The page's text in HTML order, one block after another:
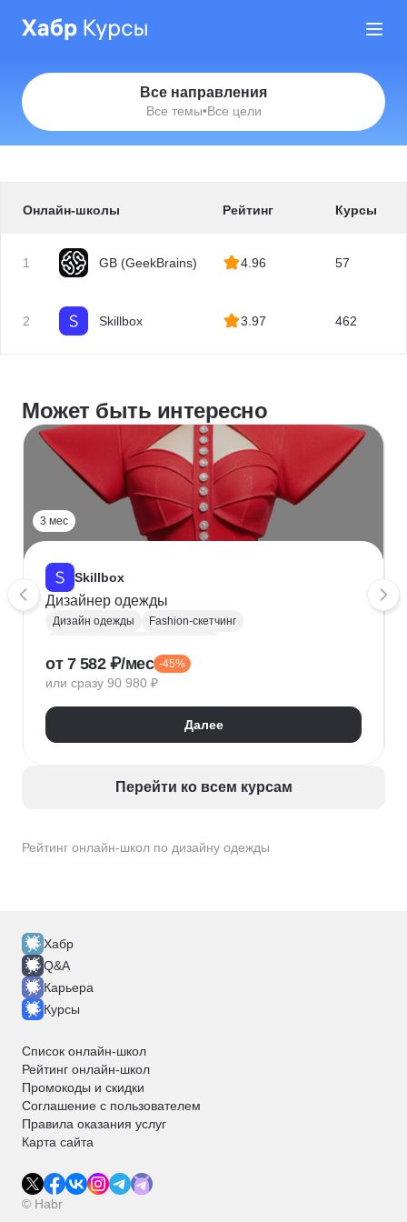
Все направления
Все темы•Все цели
Рейтинг онлайн-школ по дизайну одежды
Онлайн-школы Рейтинг Курсы
1 GB (GeekBrains) 4.96 57
2 Skillbox 3.97 462
Может быть интересно
3 мес
Skillbox
Дизайнер одежды
Дизайн одежды
Fashion-скетчинг
Fashion-индустрия
Fashion-дизайнер
от 7 582 ₽/мес -45%
или сразу 90 980 ₽
Далее
Перейти ко всем курсам
Хабр
Q&A
Карьера
Курсы
Список онлайн-школ
Рейтинг онлайн-школ
Промокоды и скидки
Соглашение с пользователем
Правила оказания услуг
Карта сайта
© Habr